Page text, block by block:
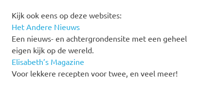
Kijk ook eens op deze websites:
Het Andere Nieuws
Een nieuws- en achtergrondensite met een geheel
eigen kijk op de wereld.
Elisabeth’s Magazine
Voor lekkere recepten voor twee, en veel meer!